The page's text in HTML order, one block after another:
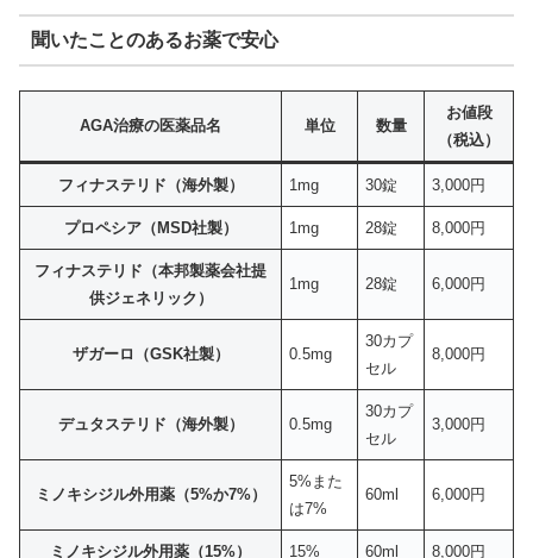
聞いたことのあるお薬で安心
AGA治療の医薬品名 単位 数量
お値段
（税込）
フィナステリド（海外製） 1mg 30錠 3,000円
プロペシア（MSD社製） 1mg 28錠 8,000円
フィナステリド（本邦製薬会社提
供ジェネリック）
1mg 28錠 6,000円
ザガーロ（GSK社製） 0.5mg
30カプ
セル
8,000円
デュタステリド（海外製） 0.5mg
30カプ
セル
3,000円
ミノキシジル外用薬（5%か7%）
5%また
は7%
60ml 6,000円
ミノキシジル外用薬（15%） 15% 60ml 8,000円